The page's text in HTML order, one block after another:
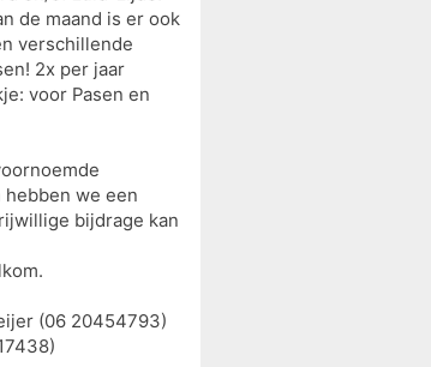
de maand is er ook
verschillende
2x per jaar
voor Pasen en
we een
bijdrage kan
(06 20454793)